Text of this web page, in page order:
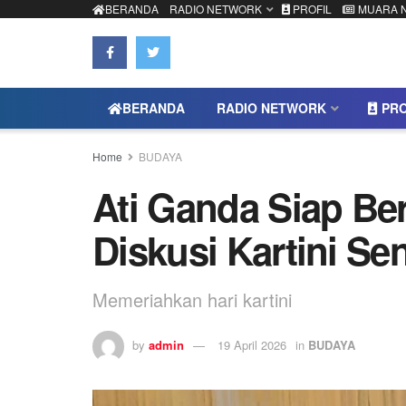
BERANDA RADIO NETWORK PROFIL MUARA
BERANDA RADIO NETWORK
Home BUDAYA
Ati Ganda Siap
Diskusi Kartini
Memeriahkan hari kartini
by admin 19 April 2026 in BUDAYA